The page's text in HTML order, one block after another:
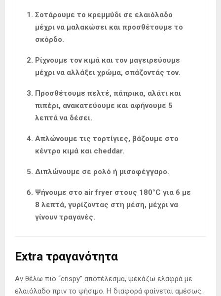
Σοτάρουμε το κρεμμύδι σε ελαιόλαδο
μέχρι να μαλακώσει και προσθέτουμε το
σκόρδο.
Ρίχνουμε τον κιμά και τον μαγειρεύουμε
μέχρι να αλλάξει χρώμα, σπάζοντάς τον.
Προσθέτουμε πελτέ, πάπρικα, αλάτι και
πιπέρι, ανακατεύουμε και αφήνουμε 5
λεπτά να δέσει.
Απλώνουμε τις τορτίγιες, βάζουμε στο
κέντρο κιμά και cheddar.
Διπλώνουμε σε ρολό ή μισοφέγγαρο.
Ψήνουμε στο air fryer στους 180°C για 6 με
8 λεπτά, γυρίζοντας στη μέση, μέχρι να
γίνουν τραγανές.
Extra τραγανότητα
Αν θέλω πιο “crispy” αποτέλεσμα, ψεκάζω ελαφρά με
ελαιόλαδο πριν το ψήσιμο. Η διαφορά φαίνεται αμέσως.